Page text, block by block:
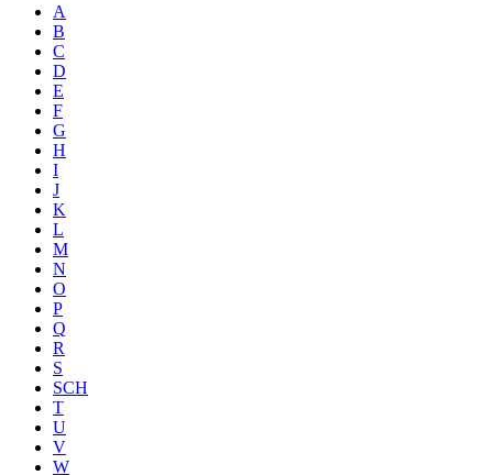
A
B
C
D
E
F
G
H
I
J
K
L
M
N
O
P
Q
R
S
SCH
T
U
V
W